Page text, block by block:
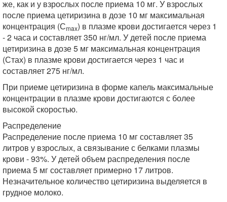
же, как и у взрослых после приема 10 мг. У взрослых
после приема цетиризина в дозе 10 мг максимальная
концентрация (Сmax) в плазме крови достигается через 1
- 2 часа и составляет 350 нг/мл. У детей после приема
цетиризина в дозе 5 мг максимальная концентрация
(Стах) в плазме крови достигается через 1 час и
составляет 275 нг/мл.
При приеме цетиризина в форме капель максимальные
концентрации в плазме крови достигаются с более
высокой скоростью.
Распределение
Распределение после приема 10 мг составляет 35
литров у взрослых, а связывание с белками плазмы
крови - 93%. У детей объем распределения после
приема 5 мг составляет примерно 17 литров.
Незначительное количество цетиризина выделяется в
грудное молоко.